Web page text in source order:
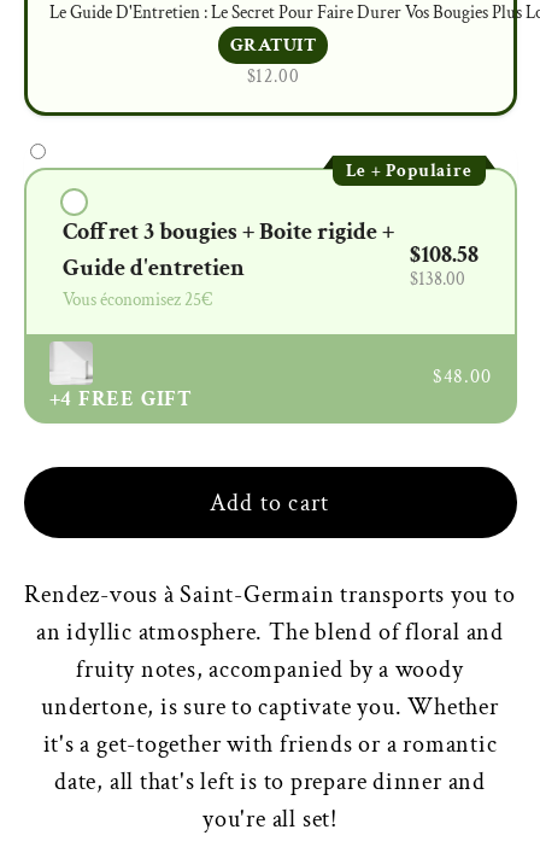
Le Guide D'Entretien : Le Secret Pour Faire Durer Vos Bougies Plus
GRATUIT
$12.00
Coffret 3 bougies + Boite rigide +
Guide d'entretien
Vous économisez 25€
Le + Populaire
$108.58
$138.00
+4 FREE GIFT
$48.00
Add to cart
Rendez-vous à Saint-Germain transports you to
an idyllic atmosphere. The blend of floral and
fruity notes, accompanied by a woody
undertone, is sure to captivate you. Whether
it's a get-together with friends or a romantic
date, all that's left is to prepare dinner and
you're all set!